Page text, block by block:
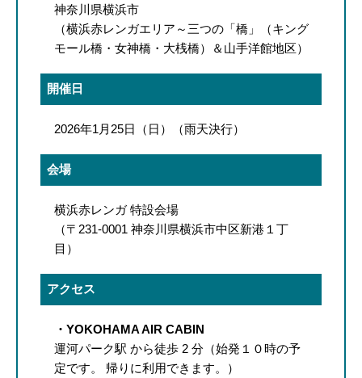
神奈川県横浜市
（横浜赤レンガエリア～三つの「橋」（キング
モール橋・女神橋・大桟橋）＆山手洋館地区）
開催日
2026年1月25日（日）（雨天決行）
会場
横浜赤レンガ 特設会場
（〒231-0001 神奈川県横浜市中区新港１丁
目）
アクセス
・YOKOHAMA AIR CABIN
運河パーク駅 から徒歩 2 分（始発１０時の予
定です。 帰りに利用できます。）